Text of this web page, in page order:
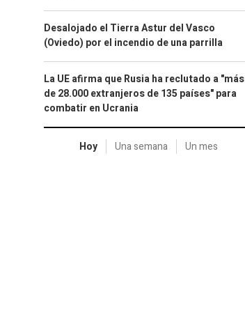
Desalojado el Tierra Astur del Vasco
(Oviedo) por el incendio de una parrilla
La UE afirma que Rusia ha reclutado a "más
de 28.000 extranjeros de 135 países" para
combatir en Ucrania
Hoy Una semana Un mes